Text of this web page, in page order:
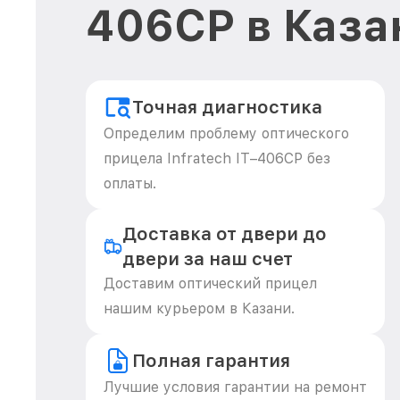
406СP в
Точная диагностика
Определим проблему оптического
прицела Infratech IT–406СP без
оплаты.
Доставка от двери до
двери за наш счет
Доставим оптический прицел
нашим курьером в Казани.
Полная гарантия
Лучшие условия гарантии на ремонт